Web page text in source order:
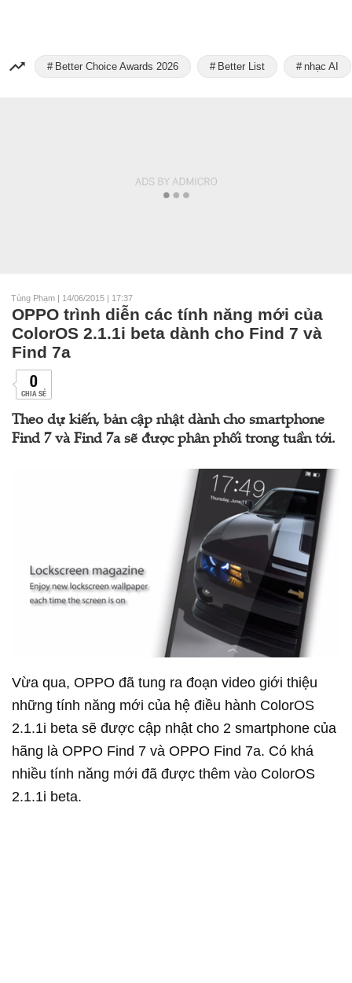
Better Choice Awards 2026 Better List nhạc AI
Tùng Phạm | 14/06/2015 | 17:37
OPPO trình diễn các tính năng mới của
ColorOS 2.1.1i beta dành cho Find 7 và
Find 7a
0
CHIA SẺ
Theo dự kiến, bản cập nhật dành cho smartphone
Find 7 và Find 7a sẽ được phân phối trong tuần tới.
Vừa qua, OPPO đã tung ra đoạn video giới thiệu
những tính năng mới của hệ điều hành ColorOS
2.1.1i beta sẽ được cập nhật cho 2 smartphone của
hãng là OPPO Find 7 và OPPO Find 7a. Có khá
nhiều tính năng mới đã được thêm vào ColorOS
2.1.1i beta.